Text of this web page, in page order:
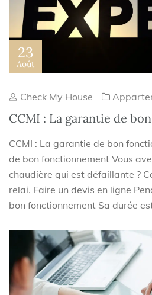
23
Août
Check My House
CCMI : La garantie de
CCMI : La garantie de bon
de bon fonctionnement Vous
chaudière qui est défaillante ?
relai. Faire un devis en ligne
bon fonctionnement Sa durée